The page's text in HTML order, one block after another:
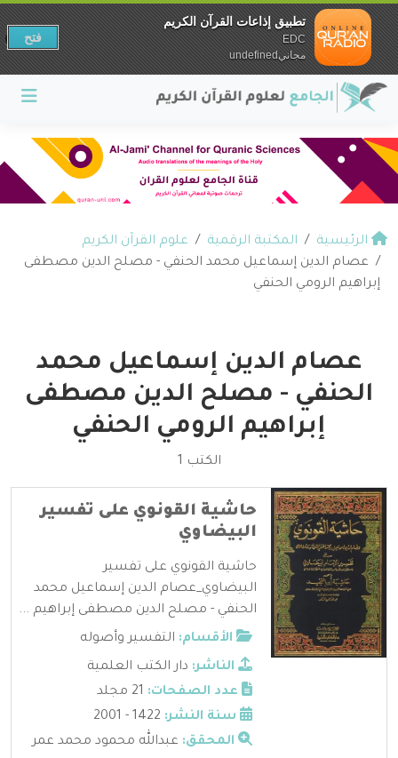
الرئيسية المكتبة الرقمية
علوم القرآن الكريم
عصام الدين إسماعيل محمد الحنفي - مصلح الدين مصطفى
إبراهيم الرومي الحنفي
عصام الدين إسماعيل محمد
الحنفي - مصلح الدين مصطفى
إبراهيم الرومي الحنفي
الكتب 1
حاشية القونوي على تفسير
البيضاوي
حاشية القونوي على تفسير
البيضاوي_عصام الدين إسماعيل محمد
الحنفي - مصلح الدين مصطفى إبراهيم ...
الأقسام: التفسير وأصوله
الناشر: دار الكتب العلمية
عدد الصفحات:
سنة النشر:
المحقق: عبدالله محمود محمد عمر
تطبيق إذاعات القرآن الكريم
EDC
مجانيundefined
فتح